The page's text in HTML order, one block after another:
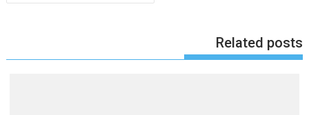
Related posts